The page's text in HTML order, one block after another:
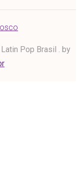
Pop Brasil . by